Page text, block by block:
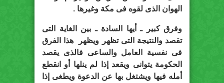
الهوان الذى لقوه فى مكة وغيرها .
وفرق كبير ـ أيها السادة ـ بين الغاية التى
تقصد والنتيجة التى تظهر ويظهر هذا الفرق
فى نفسية العامل والساعى فالذى يقصد
الحكومة يتوانى ويقعد إذا لم ينلها أو انقطع
أمله فيها ويشتغل بها عن الدعوة ويطغى إذا